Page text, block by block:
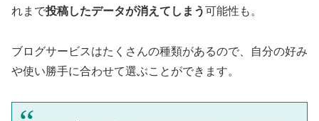
れまで投稿したデータが消えてしまう可能性も。
ブログサービスはたくさんの種類があるので、自分の好み
や使い勝手に合わせて選ぶことができます。